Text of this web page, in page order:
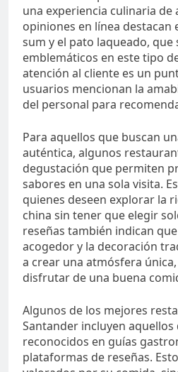
una experiencia culinaria de
opiniones en línea destacan
sum y el pato laqueado, que
emblemáticos en este tipo
atención al cliente es un
usuarios mencionan la
del personal para
Para aquellos que buscan
auténtica, algunos
degustación que permiten
sabores en una sola visita.
quienes deseen explorar la
china sin tener que elegir
reseñas también indican
acogedor y la decoración
a crear una atmósfera
disfrutar de una buena
Algunos de los mejores
Santander incluyen aquellos
reconocidos en guías
plataformas de reseñas.